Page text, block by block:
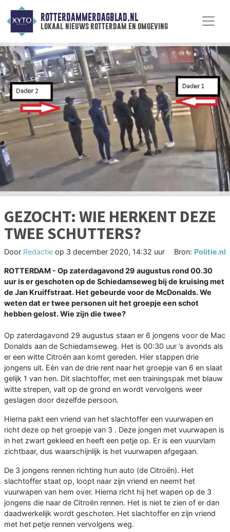
ROTTERDAMMERDAGBLAD.NL
lokaal nieuws rotterdam en omgeving
GEZOCHT: WIE HERKENT DEZE
TWEE SCHUTTERS?
Door Redactie op 3 december 2020, 14:32 uur Bron: Politie.nl
ROTTERDAM - Op zaterdagavond 29 augustus rond 00.30
uur is er geschoten op de Schiedamseweg bij de kruising met
de Jan Kruiffstraat. Het gebeurde voor de McDonalds. We
weten dat er twee personen uit het groepje een schot
hebben gelost. Wie zijn die twee?
Op zaterdagavond 29 augustus staan er 6 jongens voor de Mac
Donalds aan de Schiedamseweg. Het is 00:30 uur ’s avonds als
er een witte Citroën aan komt gereden. Hier stappen drie
jongens uit. Eén van de drie rent naar het groepje van 6 en slaat
gelijk 1 van hen. Dit slachtoffer, met een trainingspak met blauw
witte strepen, valt op de grond en wordt vervolgens weer
geslagen door dezelfde persoon.
Hierna pakt een vriend van het slachtoffer een vuurwapen en
richt deze op het groepje van 3 . Deze jongen met vuurwapen is
in het zwart gekleed en heeft een petje op. Er is een vuurvlam
zichtbaar, dus waarschijnlijk is het vuurwapen afgegaan.
De 3 jongens rennen richting hun auto (de Citroën). Het
slachtoffer staat op, loopt naar zijn vriend en neemt het
vuurwapen van hem over. Hierna richt hij het wapen op de 3
jongens die naar de Citroën rennen. Het is niet te zien of er dan
daadwerkelijk wordt geschoten. Het slachtoffer en zijn vriend
met het petje rennen vervolgens weg.